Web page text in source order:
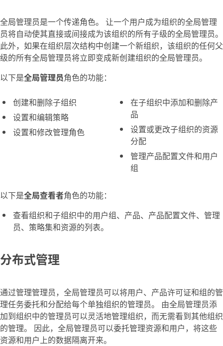
全局管理员是一个传递角色。 让一个用户成为组织的全局管理
员将自动使其直接或间接成为该组织的所有子级的全局管理员。
此外，如果在组织层次结构中创建一个新组织，该组织的任何父
级的所有全局管理员将立即变成新创建组织的全局管理员。
以下是全局管理员角色的功能：
创建和删除子组织
设置和编辑策略
设置和修改管理角色
在子组织中添加和删除产
品
设置或更改子组织的资源
分配
管理产品配置文件和用户
组
以下是全局查看者角色的功能：
查看组织和子组织中的用户组、产品、产品配置文件、管理
员、策略集和资源的列表。
分布式管理
通过管理管理员，全局管理员可以将用户、产品许可证和组的管
理任务委托和分配给每个单独组织的管理员。 由全局管理员添
加到组织中的管理员可以灵活地管理组织，而无需看到其他组织
的管理。 因此，全局管理员可以委托管理资源和用户，将这些
资源和用户上的数据隔离开来。